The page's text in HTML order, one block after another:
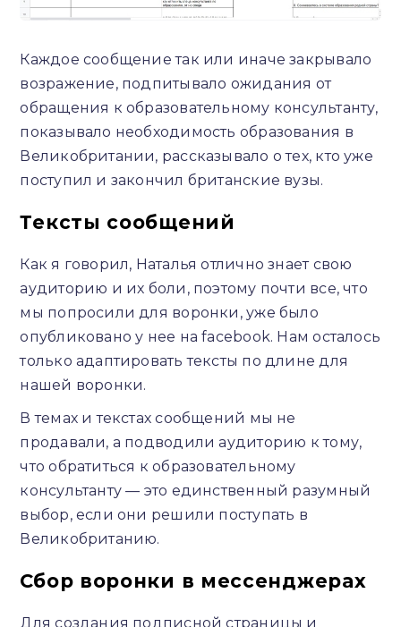
Каждое сообщение так или иначе закрывало
возражение, подпитывало ожидания от
обращения к образовательному консультанту,
показывало необходимость образования в
Великобритании, рассказывало о тех, кто уже
поступил и закончил британские вузы.
Тексты сообщений
Как я говорил, Наталья отлично знает свою
аудиторию и их боли, поэтому почти все, что
мы попросили для воронки, уже было
опубликовано у нее на facebook. Нам осталось
только адаптировать тексты по длине для
нашей воронки.
В темах и текстах сообщений мы не
продавали, а подводили аудиторию к тому,
что обратиться к образовательному
консультанту — это единственный разумный
выбор, если они решили поступать в
Великобританию.
Сбор воронки в мессенджерах
Для создания подписной страницы и